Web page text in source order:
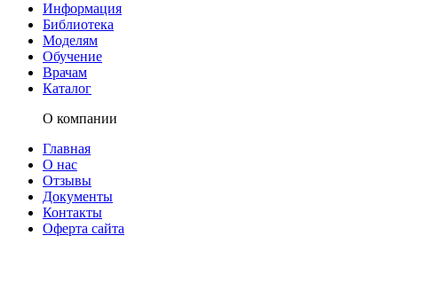
Информация
Библиотека
Моделям
Обучение
Врачам
Каталог
О компании
Главная
О нас
Отзывы
Документы
Контакты
Оферта сайта